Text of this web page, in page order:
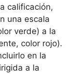
calificación,
una escala
verde) a la
color rojo).
en la
a la